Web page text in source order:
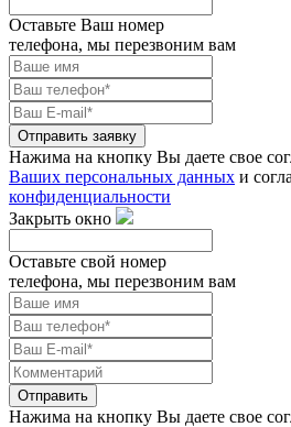
Оставьте Ваш номер
телефона, мы перезвоним вам
Отправить заявку
Нажима на кнопку Вы даете свое
Ваших персональных данных и
конфиденциальности
Закрыть окно
Оставьте свой номер
телефона, мы перезвоним вам
Отправить
Нажима на кнопку Вы даете свое